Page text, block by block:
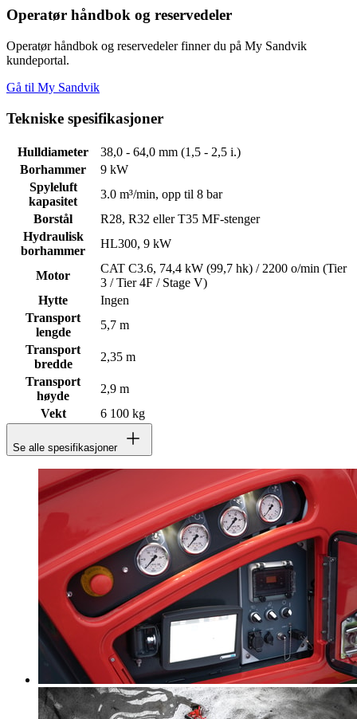
Operatør håndbok og reservedeler
Operatør håndbok og reservedeler finner du på My Sandvik
kundeportal.
Gå til My Sandvik
Tekniske spesifikasjoner
Hulldiameter
38,0 - 64,0 mm (1,5 - 2,5 i.)
Borhammer
9 kW
Spyleluft
kapasitet
3.0 m³/min, opp til 8 bar
Borstål
R28, R32 eller T35 MF-stenger
Hydraulisk
borhammer
HL300, 9 kW
Motor
CAT C3.6, 74,4 kW (99,7 hk) / 2200 o/min (Tier
3 / Tier 4F / Stage V)
Hytte
Ingen
Transport
lengde
5,7 m
Transport
bredde
2,35 m
Transport
høyde
2,9 m
Vekt
6 100 kg
Se alle spesifikasjoner